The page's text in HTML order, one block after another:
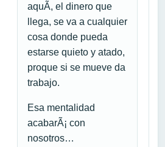
aquÃ­, el dinero que
llega, se va a cualquier
cosa donde pueda
estarse quieto y atado,
proque si se mueve da
trabajo.
Esa mentalidad
acabarÃ¡ con
nosotros…